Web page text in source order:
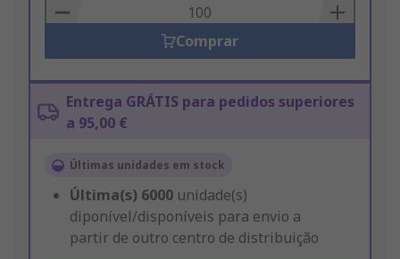
Basket
Comprar
Entrega GRÁTIS para pedidos superiores
a 95,00 €
Últimas unidades em stock
Última(s) 6000 unidade(s)
diponível/disponíveis para envio a
partir de outro centro de distribuição